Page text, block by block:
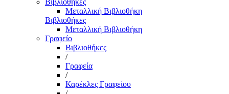
Βιβλιοθήκες
Μεταλλική Βιβλιοθήκη
Βιβλιοθήκες
Μεταλλική Βιβλιοθήκη
Γραφείο
Βιβλιοθήκες
/
Γραφεία
/
Καρέκλες Γραφείου